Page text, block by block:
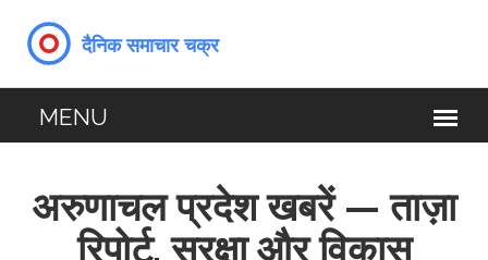
अरुणाचल प्रदेश खबरें — ताज़ा
रिपोर्ट, सुरक्षा और विकास